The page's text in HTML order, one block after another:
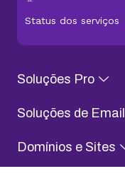
Status dos serviços
Soluções Pro
Soluções de Email
Domínios e Sites